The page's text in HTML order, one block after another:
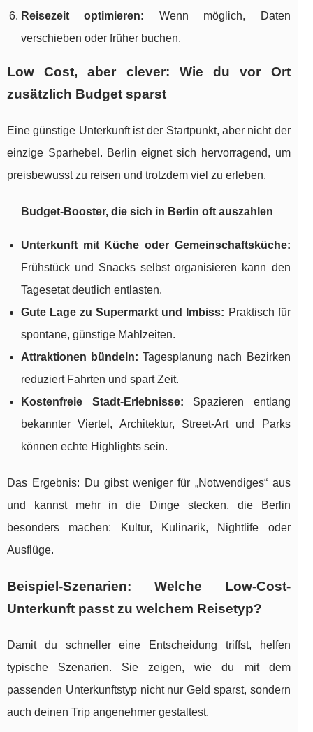
Reisezeit optimieren: Wenn möglich, Daten
verschieben oder früher buchen.
Low Cost, aber clever: Wie du vor Ort
zusätzlich Budget sparst
Eine günstige Unterkunft ist der Startpunkt, aber nicht der
einzige Sparhebel. Berlin eignet sich hervorragend, um
preisbewusst zu reisen und trotzdem viel zu erleben.
Budget-Booster, die sich in Berlin oft auszahlen
Unterkunft mit Küche oder Gemeinschaftsküche:
Frühstück und Snacks selbst organisieren kann den
Tagesetat deutlich entlasten.
Gute Lage zu Supermarkt und Imbiss: Praktisch für
spontane, günstige Mahlzeiten.
Attraktionen bündeln: Tagesplanung nach Bezirken
reduziert Fahrten und spart Zeit.
Kostenfreie Stadt-Erlebnisse: Spazieren entlang
bekannter Viertel, Architektur, Street-Art und Parks
können echte Highlights sein.
Das Ergebnis: Du gibst weniger für „Notwendiges“ aus
und kannst mehr in die Dinge stecken, die Berlin
besonders machen: Kultur, Kulinarik, Nightlife oder
Ausflüge.
Beispiel-Szenarien: Welche Low-Cost-
Unterkunft passt zu welchem Reisetyp?
Damit du schneller eine Entscheidung triffst, helfen
typische Szenarien. Sie zeigen, wie du mit dem
passenden Unterkunftstyp nicht nur Geld sparst, sondern
auch deinen Trip angenehmer gestaltest.